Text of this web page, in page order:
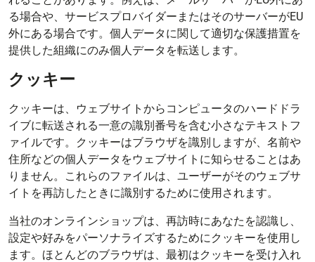
る場合や、サービスプロバイダーまたはそのサーバーがEU
外にある場合です。個人データに関して適切な保護措置を
提供した組織にのみ個人データを転送します。
クッキー
クッキーは、ウェブサイトからコンピュータのハードドラ
イブに転送される一意の識別番号を含む小さなテキストフ
ァイルです。クッキーはブラウザを識別しますが、名前や
住所などの個人データをウェブサイトに知らせることはあ
りません。これらのファイルは、ユーザーがそのウェブサ
イトを再訪したときに識別するために使用されます。
当社のオンラインショップは、再訪時にあなたを認識し、
設定や好みをパーソナライズするためにクッキーを使用し
ます。ほとんどのブラウザは、最初はクッキーを受け入れ